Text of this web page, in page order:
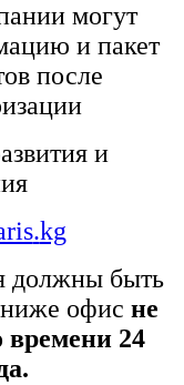
могут
и пакет
после
и
.kg
должны быть
офис не
времени 24